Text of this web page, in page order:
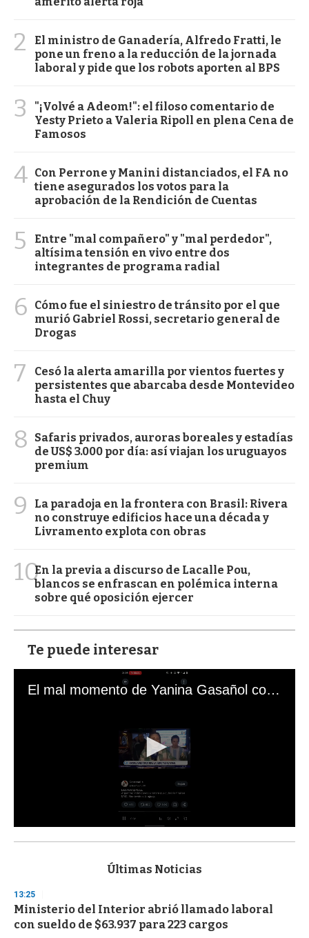
2
El ministro de Ganadería, Alfredo Fratti, le
pone un freno a la reducción de la jornada
laboral y pide que los robots aporten al BPS
3
"¡Volvé a Adeom!": el filoso comentario de
Yesty Prieto a Valeria Ripoll en plena Cena de
Famosos
4 Con Perrone y Manini distanciados, el FA no
tiene asegurados los votos para la
aprobación de la Rendición de Cuentas
5
Entre "mal compañero" y "mal perdedor",
altísima tensión en vivo entre dos
integrantes de programa radial
6
Cómo fue el siniestro de tránsito por el que
murió Gabriel Rossi, secretario general de
Drogas
7
Cesó la alerta amarilla por vientos fuertes y
persistentes que abarcaba desde Montevideo
hasta el Chuy
8
Safaris privados, auroras boreales y estadías
de US$ 3.000 por día: así viajan los uruguayos
premium
9
La paradoja en la frontera con Brasil: Rivera
no construye edificios hace una década y
Livramento explota con obras
10En la previa a discurso de Lacalle Pou,
blancos se enfrascan en polémica interna
sobre qué oposición ejercer
Te puede interesar
El mal momento de Yanina Gasañol con un hincha argentino en "Subrayado"
s
d
s
o
f
Últimas Noticias
13:25
Ministerio del Interior abrió llamado laboral
con sueldo de $63.937 para 223 cargos